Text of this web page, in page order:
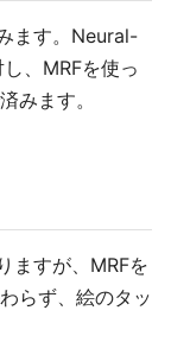
ます。Neural-
、MRFを使っ
みます。
ますが、MRFを
らず、絵のタッ